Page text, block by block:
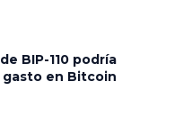
BIP-110 podría
en Bitcoin